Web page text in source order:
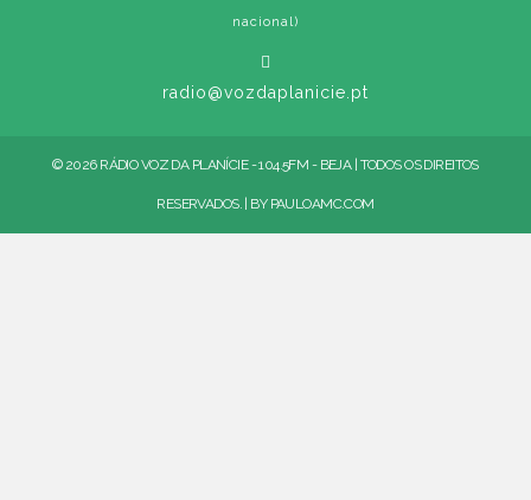
nacional)
radio@vozdaplanicie.pt
© 2026 RÁDIO VOZ DA PLANÍCIE - 104.5FM - BEJA | TODOS OS DIREITOS
RESERVADOS. | BY PAULOAMC.COM